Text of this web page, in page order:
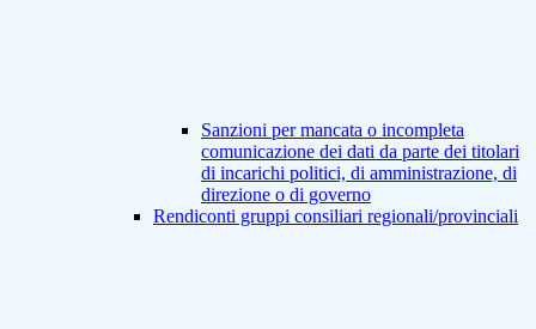
Sanzioni per mancata o incompleta
comunicazione dei dati da parte dei titolari
di incarichi politici, di amministrazione, di
direzione o di governo
Rendiconti gruppi consiliari regionali/provinciali